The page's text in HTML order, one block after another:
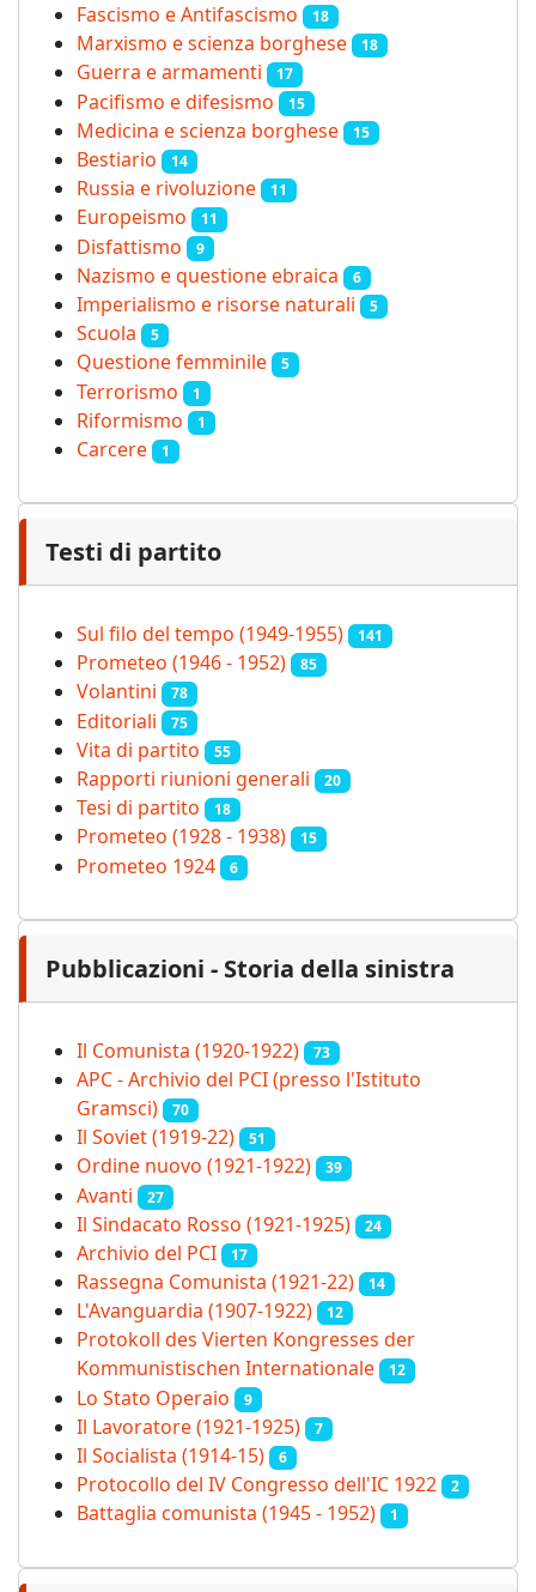
Fascismo e Antifascismo 18
Marxismo e scienza borghese 18
Guerra e armamenti 17
Pacifismo e difesismo 15
Medicina e scienza borghese 15
Bestiario 14
Russia e rivoluzione 11
Europeismo 11
Disfattismo 9
Nazismo e questione ebraica 6
Imperialismo e risorse naturali 5
Scuola 5
Questione femminile 5
Terrorismo 1
Riformismo 1
Carcere 1
Testi di partito
Sul filo del tempo (1949-1955) 141
Prometeo (1946 - 1952) 85
Volantini 78
Editoriali 75
Vita di partito 55
Rapporti riunioni generali 20
Tesi di partito 18
Prometeo (1928 - 1938) 15
Prometeo 1924 6
Pubblicazioni - Storia della sinistra
Il Comunista (1920-1922) 73
APC - Archivio del PCI (presso l'Istituto
Gramsci)
70
Il Soviet (1919‑22) 51
Ordine nuovo (1921-1922) 39
Avanti 27
Il Sindacato Rosso (1921-1925) 24
Archivio del PCI 17
Rassegna Comunista (1921‑22) 14
L'Avanguardia (1907-1922) 12
Protokoll des Vierten Kongresses der
Kommunistischen Internationale
12
Lo Stato Operaio 9
Il Lavoratore (1921-1925) 7
Il Socialista (1914‑15) 6
Protocollo del IV Congresso dell'IC 1922 2
Battaglia comunista (1945 - 1952) 1